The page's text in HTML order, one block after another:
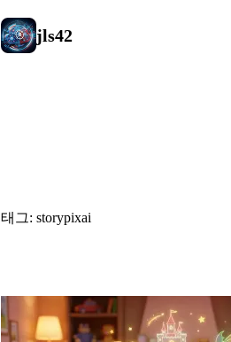
jls42
태그: storypixai